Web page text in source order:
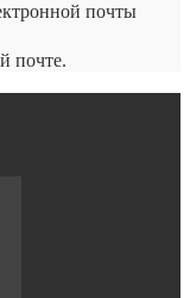
почты
почте.